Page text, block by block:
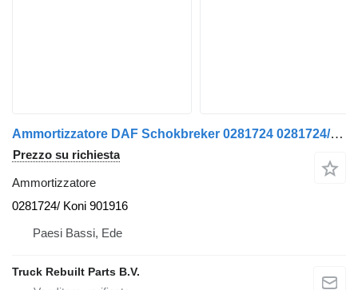
Ammortizzatore DAF Schokbreker 0281724 0281724/ per autobus
Prezzo su richiesta
Ammortizzatore
0281724/ Koni 901916
Paesi Bassi, Ede
Truck Rebuilt Parts B.V.